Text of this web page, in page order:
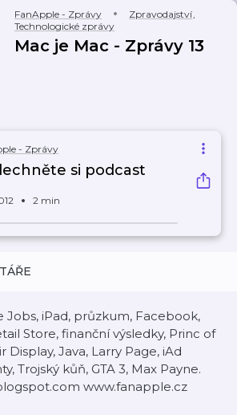
FanApple - Zprávy Zpravodajství,
Technologické zprávy
Mac je Mac - Zprávy 13
- Zprávy
si podcast
2 min
Jobs, iPad, průzkum, Facebook,
Store, finanční výsledky, Princ of
Display, Java, Larry Page, iAd
Trojský kůň, GTA 3, Max Payne.
www.fanapple.cz